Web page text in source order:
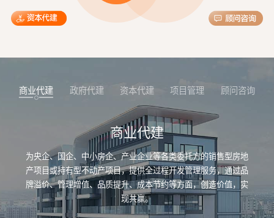
商业代建 政府代建 资本代建 项目管理 顾问咨询
商业代建
为央企、国企、中小房企、产业企业等各类委托方的销售型房地
产项目或持有型不动产项目，提供全过程开发管理服务，通过品
牌溢价、管理增值、品质提升、成本节约等方面，创造价值，实
现共赢。